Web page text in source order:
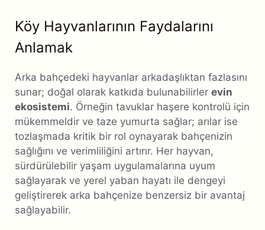
Köy Hayvanlarının Faydalarını
Anlamak
Arka bahçedeki hayvanlar arkadaşlıktan fazlasını
sunar; doğal olarak katkıda bulunabilirler evin
ekosistemi. Örneğin tavuklar haşere kontrolü için
mükemmeldir ve taze yumurta sağlar; arılar ise
tozlaşmada kritik bir rol oynayarak bahçenizin
sağlığını ve verimliliğini artırır. Her hayvan,
sürdürülebilir yaşam uygulamalarına uyum
sağlayarak ve yerel yaban hayatı ile dengeyi
geliştirerek arka bahçenize benzersiz bir avantaj
sağlayabilir.